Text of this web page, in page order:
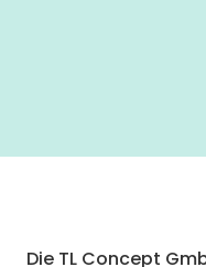
Die TL Concept